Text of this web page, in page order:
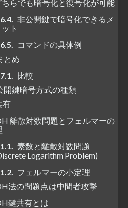
ちらでも暗号化と復号化が可能
非公開鍵で暗号化できるメ
ット
コマンドの具体例
とめ
比較
開鍵暗号方式の種類
有
離散対数問題とフェルマーの
素数と離散対数問題
Logarithm Problem)
フェルマーの小定理
法の問題点は中間者攻撃
鍵共有とは